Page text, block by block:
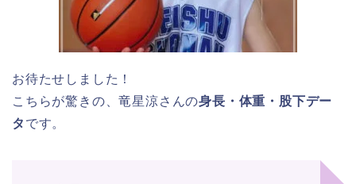
お待たせしました！
こちらが驚きの、竜星涼さんの身長・体重・股下デー
タ です。